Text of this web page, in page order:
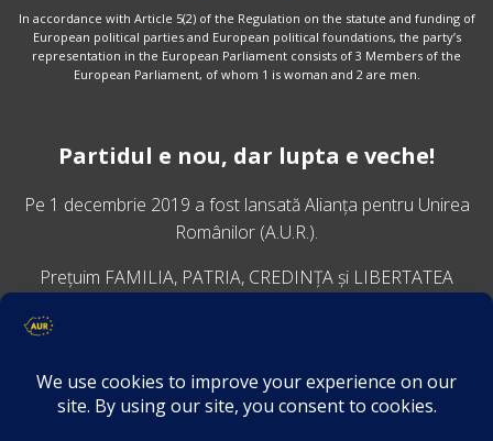
In accordance with Article 5(2) of the Regulation on the statute and funding of
European political parties and European political foundations, the party’s
representation in the European Parliament consists of 3 Members of the
European Parliament, of whom 1 is woman and 2 are men.
Partidul e nou, dar lupta e veche!
Pe 1 decembrie 2019 a fost lansatăAlianța pentru Unirea
Românilor (A.U.R.).
Prețuim FAMILIA, PATRIA, CREDINȚA și LIBERTATEA
VINO ALĂTURI DE NOI